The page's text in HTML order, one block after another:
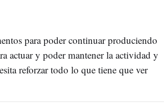
para poder continuar produciendo
actuar y poder mantener la actividad y
reforzar todo lo que tiene que ver